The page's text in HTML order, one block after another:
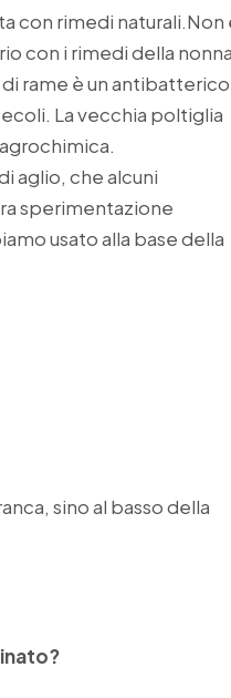
con rimedi naturali.Non
con i rimedi della nonna
rame è un antibatterico
La vecchia poltiglia
aglio, che alcuni
sperimentazione
usato alla base della
sino al basso della